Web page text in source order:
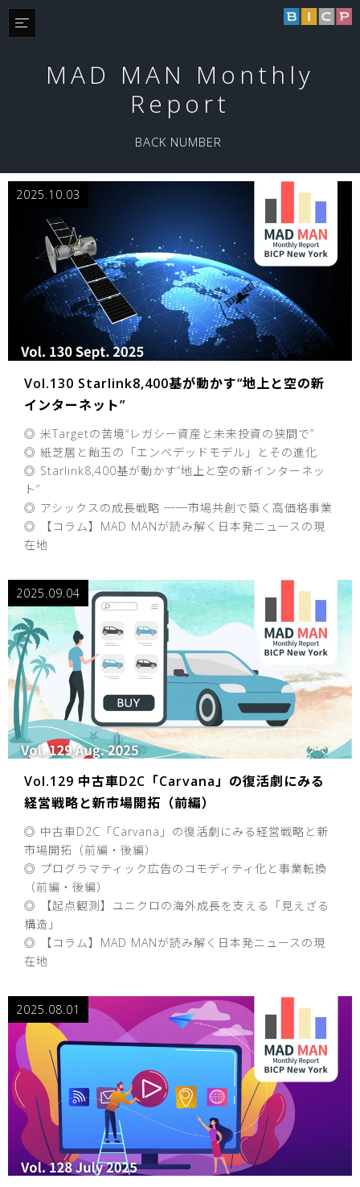
MAD MAN Monthly
Report
BACK NUMBER
Vol.130 Starlink8,400基が動かす“地上と空の新
インターネット”
◎ 米Targetの苦境“レガシー資産と未来投資の狭間で”
◎ 紙芝居と飴玉の「エンベデッドモデル」とその進化
◎ Starlink8,400基が動かす“地上と空の新インターネッ
ト”
◎ アシックスの成長戦略 ──市場共創で築く高価格事業
◎ 【コラム】MAD MANが読み解く日本発ニュースの現
在地
2025.10.03
Vol.129 中古車D2C「Carvana」の復活劇にみる
経営戦略と新市場開拓（前編）
◎ 中古車D2C「Carvana」の復活劇にみる経営戦略と新
市場開拓（前編・後編）
◎ プログラマティック広告のコモディティ化と事業転換
（前編・後編）
◎ 【起点観測】ユニクロの海外成長を支える「見えざる
構造」
◎ 【コラム】MAD MANが読み解く日本発ニュースの現
在地
2025.09.04
2025.08.01